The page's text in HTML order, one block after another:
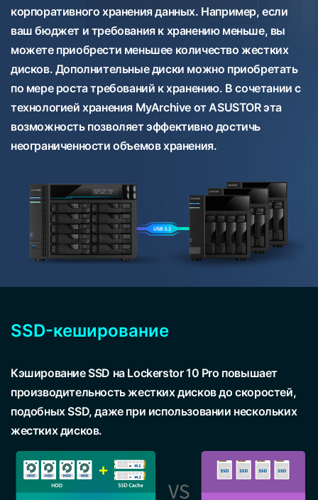
корпоративного хранения данных. Например, если
ваш бюджет и требования к хранению меньше, вы
можете приобрести меньшее количество жестких
дисков. Дополнительные диски можно приобретать
по мере роста требований к хранению. В сочетании с
технологией хранения MyArchive от ASUSTOR эта
возможность позволяет эффективно достичь
неограниченности объемов хранения.
SSD-кеширование
Кэширование SSD на Lockerstor 10 Pro повышает
производительность жестких дисков до скоростей,
подобных SSD, даже при использовании нескольких
жестких дисков.